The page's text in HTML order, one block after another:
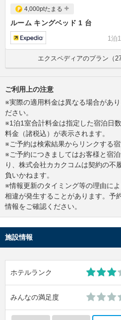
4,000ptたまる
ルーム キングベッド 1 台
1泊
エクスペディアのプラン（
ご利用上の注意
※実際の適用料金は異なる場合があ
ださい。
※1泊1室合計料金は指定した宿泊日
料金（諸税込）が表示されます。
※ご予約は検索結果からリンクする
※ご予約につきましてはお客様と宿
り、株式会社カカクコムは契約の不
負いかねます。
※情報更新のタイミング等の理由に
相違が発生することがあります。予
情報をご確認ください。
施設情報
ホテルランク
みんなの満足度